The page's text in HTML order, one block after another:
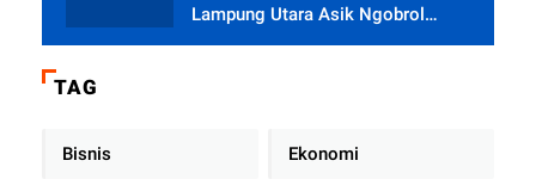
Lampung Utara Asik Ngobrol
Dengan Teman Kencan Wanitanya
TAG
Bisnis Ekonomi